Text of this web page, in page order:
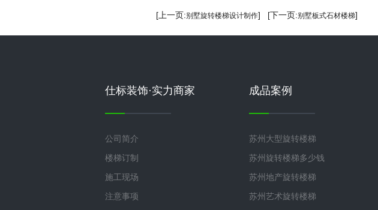
[上一页:别墅旋转楼梯设计制作] [下一页:别墅板式石材楼梯]
仕标装饰·实力商家
公司简介
楼梯订制
施工现场
注意事项
成品案例
苏州大型旋转楼梯
苏州旋转楼梯多少钱
苏州地产旋转楼梯
苏州艺术旋转楼梯